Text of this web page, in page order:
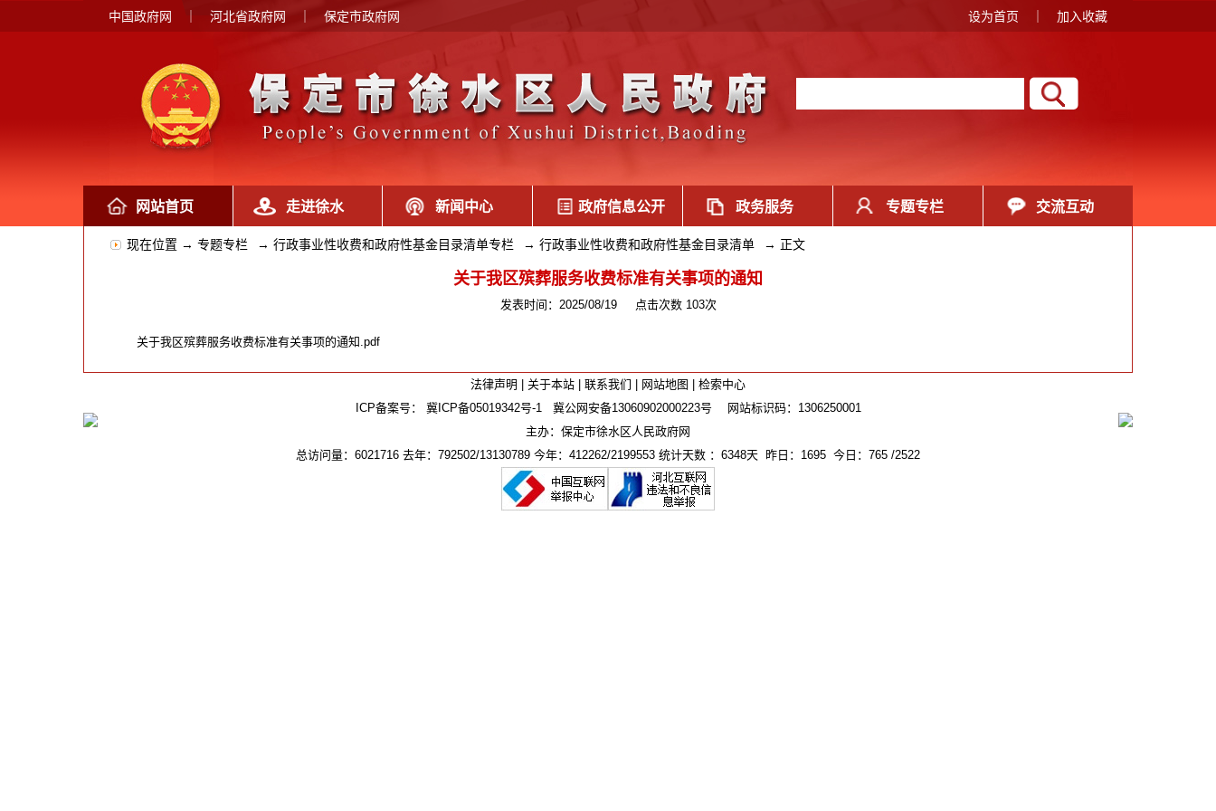
中国政府网 河北省政府网 保定市政府网 设为首页 加入收藏
网站首页 走进徐水 新闻中心 政府信息公开 政务服务 专题专栏 交流互动
现在位置 → 专题专栏 → 行政事业性收费和政府性基金目录清单专栏 → 行政事业性收费和政府性基金目录清单 → 正文
关于我区殡葬服务收费标准有关事项的通知
发表时间：2025/08/19 点击次数 103次
关于我区殡葬服务收费标准有关事项的通知.pdf
法律声明 关于本站 联系我们 网站地图
检索中心
ICP备案号：
冀ICP备05019342号-1 冀公网安备13060902000223号网站标识码：1306250001
主办：保定市徐水区人民政府网
总访问量：6021716 去年：792502/13130789 今年：412262/2199553 统计天数 ：6348天 昨日：1695 今日：765 /2522